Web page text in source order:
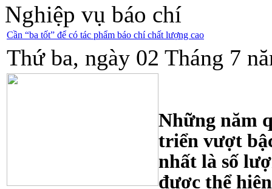
Nghiệp vụ báo chí
Cần “ba tốt” để có tác phẩm báo chí chất lượng cao
Thứ ba, ngày 02 Tháng 7
Những năm
triển vượt
nhất là số
được thể